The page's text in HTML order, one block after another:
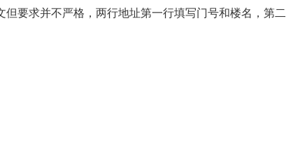
要求并不严格，两行地址第一行填写门号和楼名，第二